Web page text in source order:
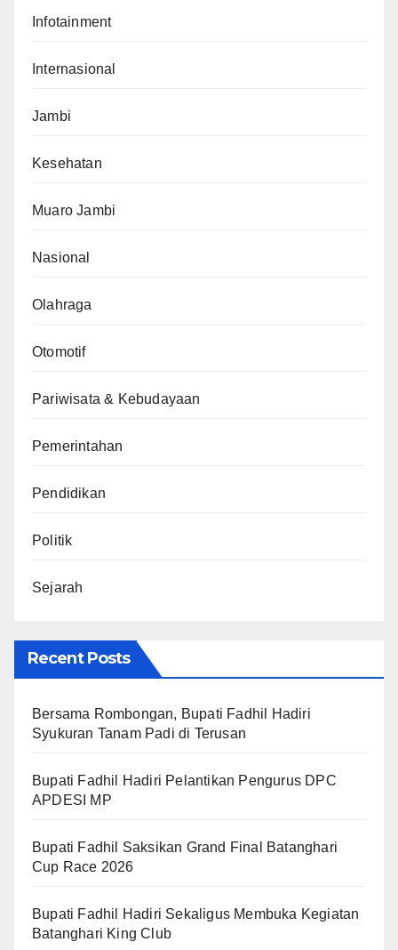
Infotainment
Internasional
Jambi
Kesehatan
Muaro Jambi
Nasional
Olahraga
Otomotif
Pariwisata & Kebudayaan
Pemerintahan
Pendidikan
Politik
Sejarah
Recent Posts
Bersama Rombongan, Bupati Fadhil Hadiri
Syukuran Tanam Padi di Terusan
Bupati Fadhil Hadiri Pelantikan Pengurus DPC
APDESI MP
Bupati Fadhil Saksikan Grand Final Batanghari
Cup Race 2026
Bupati Fadhil Hadiri Sekaligus Membuka Kegiatan
Batanghari King Club